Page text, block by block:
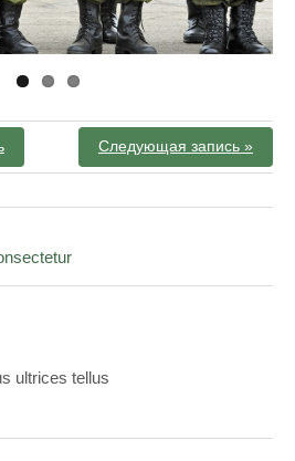
Следующая запись »
ultrices tellus